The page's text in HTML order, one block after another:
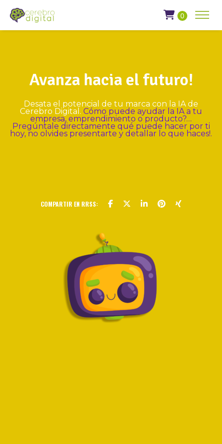
0
Avanza hacia el futuro!
Desata el potencial de tu marca con la IA de
Cerebro Digital. Cómo puede ayudar la IA a tu
empresa, emprendimiento o producto?…
Pregúntale directamente qué puede hacer por ti
hoy, no olvides presentarte y detallar lo que haces!.
COMPARTIR EN RRSS: